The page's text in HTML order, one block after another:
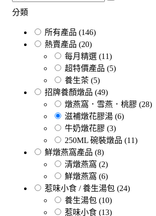
分類
所有產品 (146)
熱賣產品 (20)
每月精選 (11)
超特價產品 (5)
養生茶 (5)
招牌養顏燉品 (49)
燉燕窩．雪燕．桃膠 (28)
滋補燉花膠湯 (6)
牛奶燉花膠 (3)
250ML 碗裝燉品 (11)
鮮燉燕窩產品 (8)
清燉燕窩 (2)
鮮燉燕窩 (6)
惹味小食 / 養生湯包 (24)
養生湯包 (10)
惹味小食 (13)